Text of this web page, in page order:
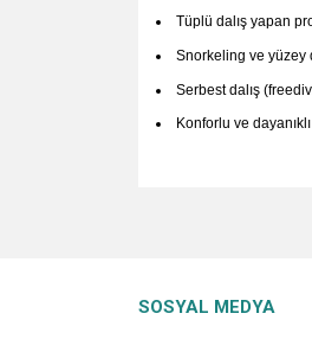
Tüplü dalış yapan
Snorkeling ve yüzey
Serbest dalış
Konforlu ve
Ürün
SOSYAL MEDYA